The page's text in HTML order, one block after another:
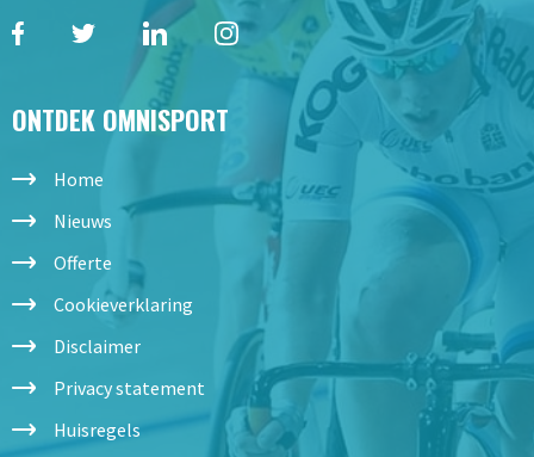
ONTDEK OMNISPORT
Home
Nieuws
Offerte
Cookieverklaring
Disclaimer
Privacy statement
Huisregels